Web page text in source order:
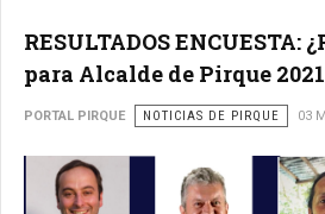
RESULTADOS
para Alcalde de Pirque
PORTAL PIRQUE NOTICIAS DE PIRQUE 03